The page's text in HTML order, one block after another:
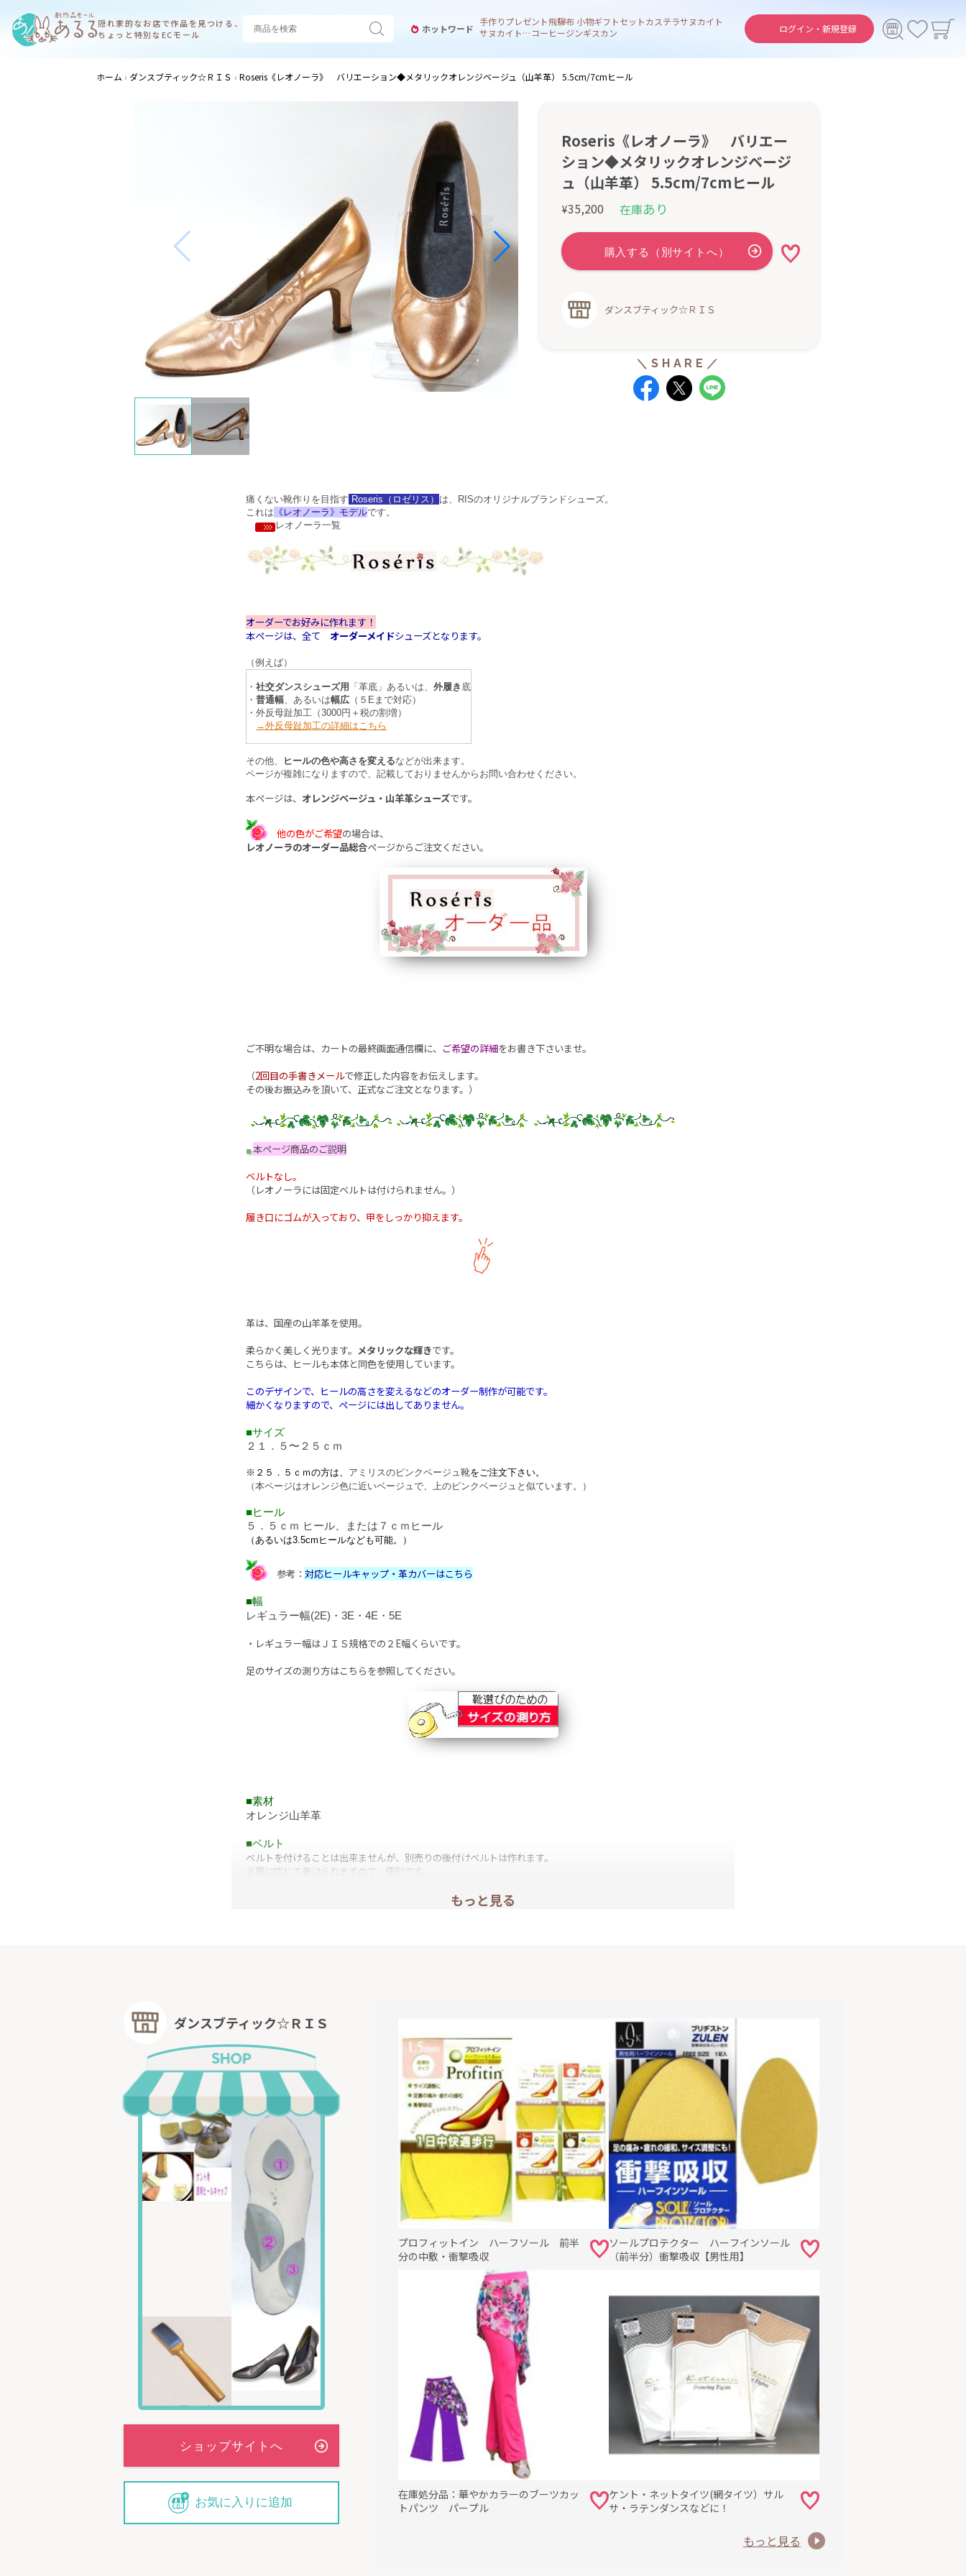
隠れ家的なお店で作品を見つける、
ちょっと特別なECモール
ログイン・ 新規登録
ホットワード
手作りプレゼント飛騨布 小物ギフトセットカステラサヌカイト
サヌカイト 風鈴コーヒージンギスカン
ホーム ダンスブティック☆ＲＩＳ Roseris《レオノーラ》 バリエーション◆メタリックオレンジベージュ（山羊革） 5.5cm/7cmヒール
Roseris《レオノーラ》 バリエー
ション◆メタリックオレンジベージ
ュ（山羊革） 5.5cm/7cmヒール
¥35,200 在庫あり
ダンスブティック☆ＲＩＳ
痛くない靴作りを目指す Roseris（ロゼリス） は、RISのオリジナルブランドシューズ。
これは 《レオノーラ》モデルです。
レオノーラ一覧
オーダーでお好みに作れます！
本ページは、全て オーダーメイドシューズとなります。
（例えば）
・ 社交ダンスシューズ用 「革底」あるいは、 外履き 底
・ 普通幅 、あるいは幅広 （５Eまで対応）
・外反母趾加工（3000円＋税の割増）
→外反母趾加工の詳細はこちら
その他、 ヒールの色や高さを変えるなどが出来ます。
ページが複雑になりますので、記載しておりませんからお問い合わせください。
本ページは、 オレンジベージュ・山羊革シューズです。
他の色がご希望の場合は、
レオノーラのオーダー品総合ページからご注文ください。
ご不明な場合は、カートの最終画面通信欄に、 ご希望の詳細をお書き下さいませ。
（2回目の手書きメールで修正した内容をお伝えします。
その後お振込みを頂いて、正式なご注文となります。）
本ページ商品のご説明
ベルトなし。
（レオノーラには固定ベルトは付けられません。）
履き口にゴムが入っており、甲をしっかり抑えます。
革は、国産の山羊革を使用。
柔らかく美しく光ります。 メタリックな輝きです。
こちらは、ヒールも本体と同色を使用しています。
このデザインで、ヒールの高さを変えるなどのオーダー制作が可能です。
細かくなりますので、ページには出してありません。
■サイズ
２１．５〜２５ｃｍ
※２５．５ｃｍの方は、 アミリスのピンクベージュ靴をご注文下さい。
（本ページはオレンジ色に近いベージュで、上のピンクベージュと似ています。）
■ヒール
５．５ｃｍ ヒール、または７ｃｍヒール
（あるいは3.5cmヒールなども可能。）
参考： 対応ヒールキャップ・革カバーはこちら
■幅
レギュラー幅(2E)・3E・4E・5E
・レギュラー幅はＪＩＳ規格での２E幅くらいです。
足のサイズの測り方はこちらを参照してください。
■素材
オレンジ山羊革
■ベルト
ベルトを付けることは出来ませんが、別売りの後付けベルトは作れます。
必要に応じて着けられますので、便利です。
Roserisシューズベルト（革）はこちら
ロゼリスのオーダー品のご注文について
※ロゼリスのオーダー品は、お客様のサイズを細かく伺ってから作成します。
場合によっては足型をとります。
もっと見る
ダンスブティック☆ＲＩＳ
お気に入りに追加
プロフィットイン ハーフソール 前半
分の中敷・衝撃吸収
ソールプロテクター ハーフインソール
（前半分）衝撃吸収【男性用】
在庫処分品：華やかカラーのブーツカッ
トパンツ パープル
ケント・ネットタイツ(網タイツ）サル
サ・ラテンダンスなどに！
もっと見る